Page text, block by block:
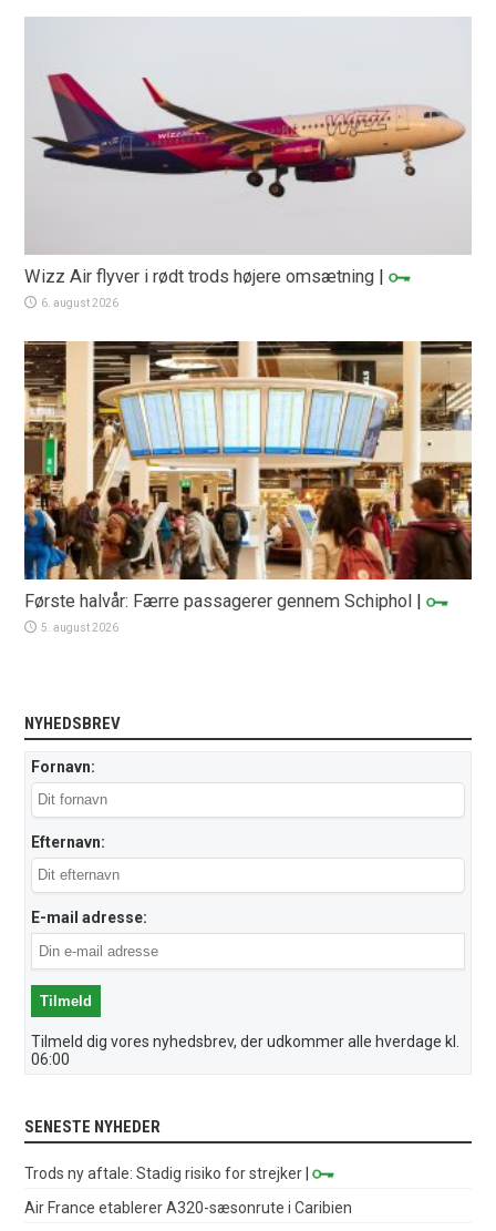
Wizz Air flyver i rødt trods højere omsætning |
6. august 2026
Første halvår: Færre passagerer gennem Schiphol |
5. august 2026
NYHEDSBREV
Fornavn:
Efternavn:
E-mail adresse:
Tilmeld dig vores nyhedsbrev, der udkommer alle hverdage kl.
06:00
SENESTE NYHEDER
Trods ny aftale: Stadig risiko for strejker |
Air France etablerer A320-sæsonrute i Caribien